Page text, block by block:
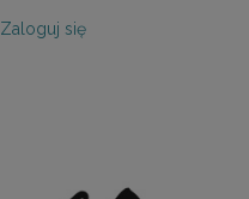
Zaloguj się